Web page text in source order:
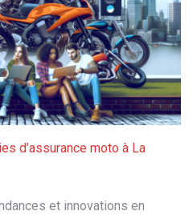
d’assurance moto à La
et innovations en